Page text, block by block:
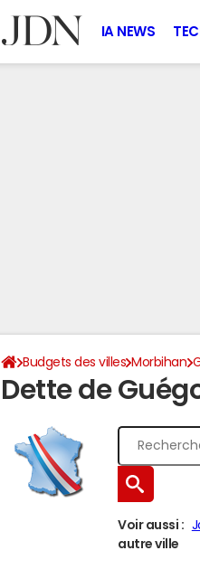
IA NEWS
Budgets des villes Morbihan
Dette de
Voir aussi :
autre ville